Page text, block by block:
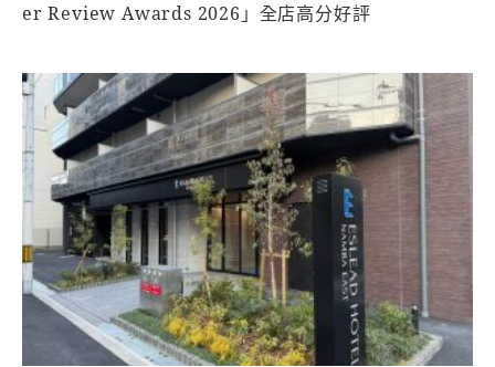
er Review Awards 2026」全店高分好評